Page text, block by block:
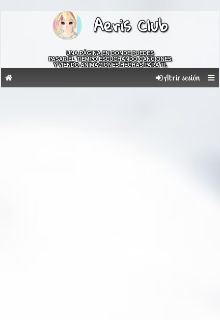
Aeris Club
UNA PÁGINA EN DONDE PUEDES
PASAR EL TIEMPO ESCUCHANDO CANCIONES
Y VIENDO ANIMACIONES HECHAS PARA TI.
Abrir sesión